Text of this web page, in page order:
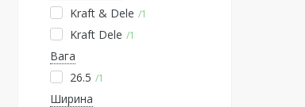
Kraft & Dele
1
Kraft Dele 1
Вага
26.5
1
Ширина